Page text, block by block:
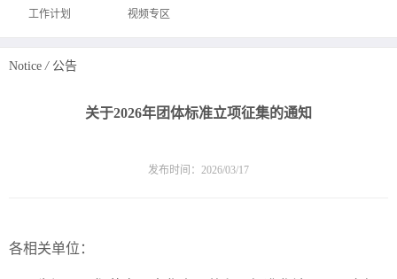
工作计划 视频专区
Notice / 公告
关于2026年团体标准立项征集的通知
发布时间：2026/03/17
各相关单位：